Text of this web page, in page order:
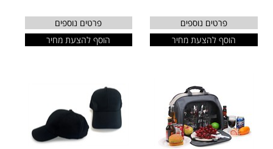
פרטים נוספים
הוסף להצעת מחיר
פרטים נוספים
הוסף להצעת מחיר